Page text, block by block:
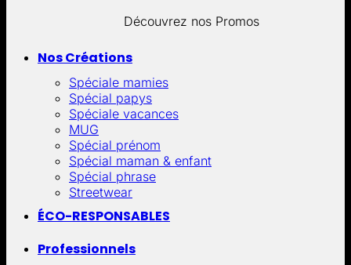
Découvrez nos Promos
Nos Créations
Spéciale mamies
Spécial papys
Spéciale vacances
MUG
Spécial prénom
Spécial maman & enfant
Spécial phrase
Streetwear
ÉCO-RESPONSABLES
Professionnels